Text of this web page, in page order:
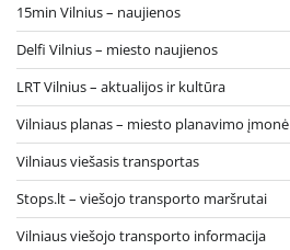
15min Vilnius – naujienos
Delfi Vilnius – miesto naujienos
LRT Vilnius – aktualijos ir kultūra
Vilniaus planas – miesto planavimo įmonė
Vilniaus viešasis transportas
Stops.lt – viešojo transporto maršrutai
Vilniaus viešojo transporto informacija